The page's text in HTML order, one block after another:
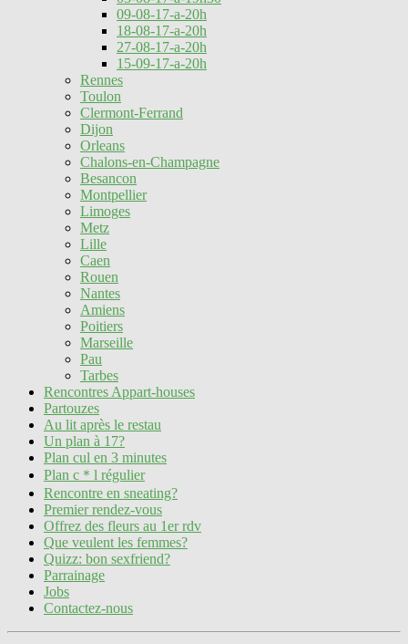
09-08-17-a-20h
18-08-17-a-20h
27-08-17-a-20h
15-09-17-a-20h
Rennes
Toulon
Clermont-Ferrand
Dijon
Orleans
Chalons-en-Champagne
Besancon
Montpellier
Limoges
Metz
Lille
Caen
Rouen
Nantes
Amiens
Poitiers
Marseille
Pau
Tarbes
Rencontres Appart-houses
Partouzes
Au lit après le restau
Un plan à 17?
Plan cul en 3 minutes
Plan c＊l régulier
Rencontre en sneating?
Premier rendez-vous
Offrez des fleurs au 1er rdv
Que veulent les femmes?
Quizz: bon sexfriend?
Parrainage
Jobs
Contactez-nous